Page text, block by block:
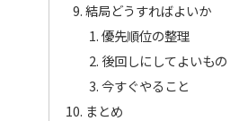
結局どうすればよいか
優先順位の整理
後回しにしてよいもの
今すぐやること
まとめ